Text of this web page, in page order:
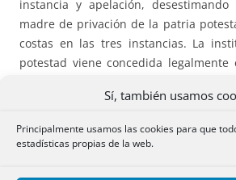
Sí, también usamos
Principalmente usamos las cookies para que
estadísticas propias de la web.
instancia y apelación,
madre de privación de la patria
costas en las tres instancias. La
potestad viene concedida
de los deberes prevenidos en el
privación, sea temporal, parcial o